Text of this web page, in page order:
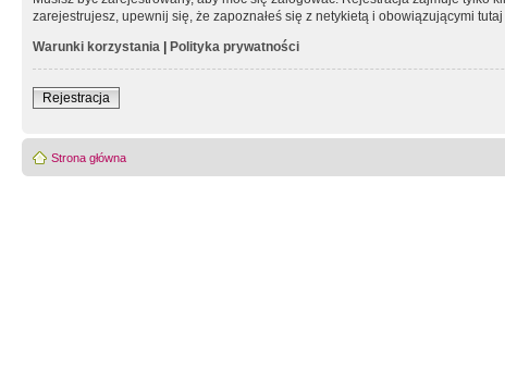
zarejestrujesz, upewnij się, że zapoznałeś się z netykietą i obowiązującymi
Warunki korzystania | Polityka prywatności
Rejestracja
Strona główna